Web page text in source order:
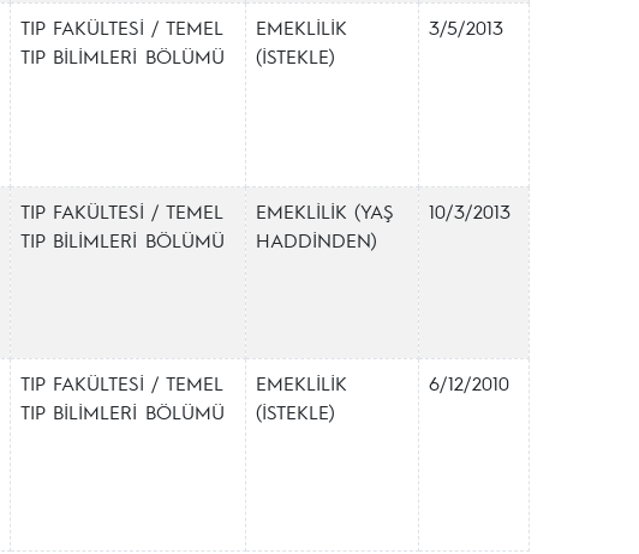
TIP FAKÜLTESİ / TEMEL
TIP BİLİMLERİ BÖLÜMÜ
EMEKLİLİK
(İSTEKLE)
3/5/2013
TIP FAKÜLTESİ / TEMEL
TIP BİLİMLERİ BÖLÜMÜ
EMEKLİLİK (YAŞ
HADDİNDEN)
10/3/2013
TIP FAKÜLTESİ / TEMEL
TIP BİLİMLERİ BÖLÜMÜ
EMEKLİLİK
(İSTEKLE)
6/12/2010